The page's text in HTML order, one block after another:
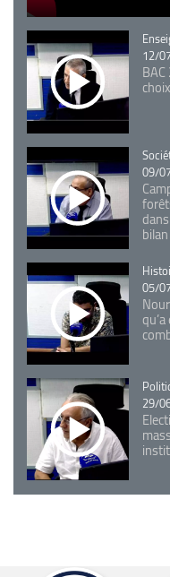
12/
09/
05/
29/